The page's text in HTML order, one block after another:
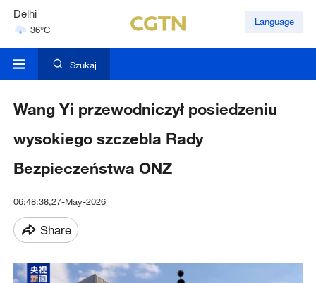
Delhi
36°C
Hyderabad
Language
Szukaj
Wang Yi przewodniczył posiedzeniu
wysokiego szczebla Rady
Bezpieczeństwa ONZ
06:48:38,27-May-2026
Share